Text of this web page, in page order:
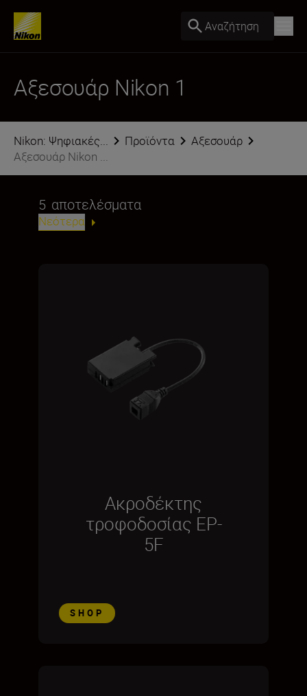
Αναζήτηση
Αξεσουάρ Nikon 1
Nikon: Ψηφιακές... Προϊόντα
Αξεσουάρ
Αξεσουάρ Nikon ...
5 αποτελέσματα
Νεότερα
Ακροδέκτης
τροφοδοσίας EP-
5F
SHOP